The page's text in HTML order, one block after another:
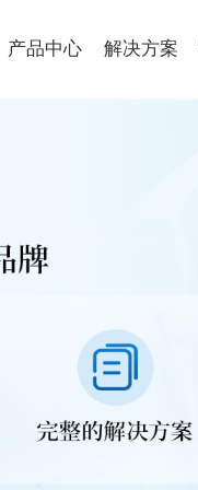
产品中心 解决方案